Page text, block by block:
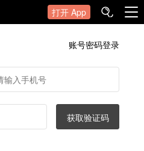
打开 App
账号密码登录
获取验证码